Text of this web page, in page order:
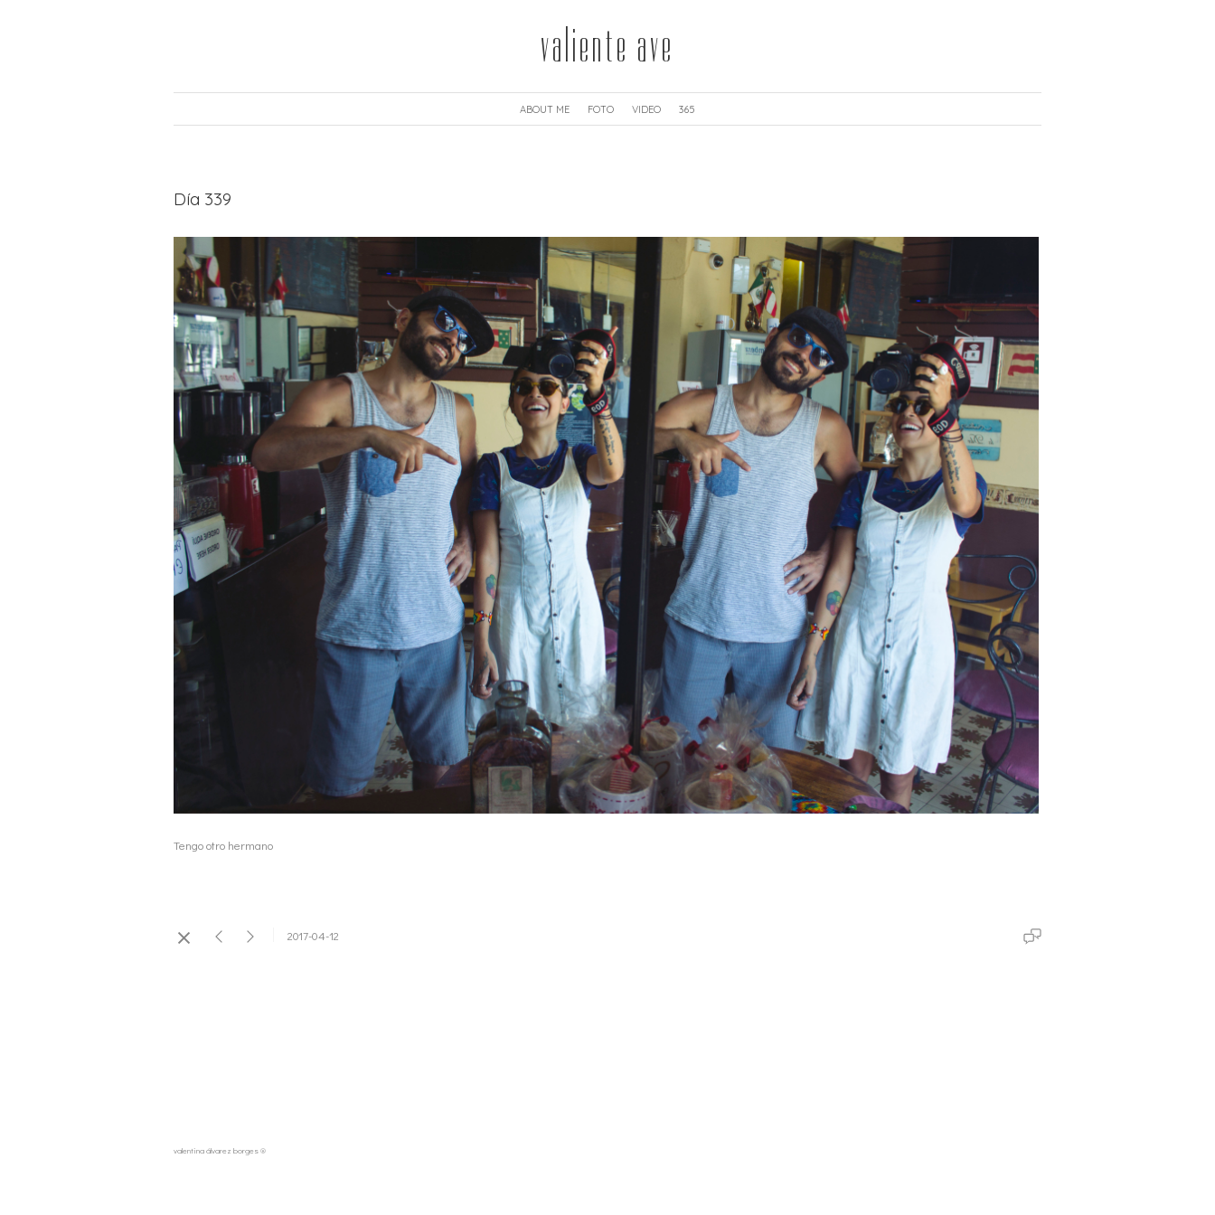
valiente ave
ABOUT ME FOTO VIDEO 365
Día 339
Tengo otro hermano
2017-04-12
valentina álvarez borges ®